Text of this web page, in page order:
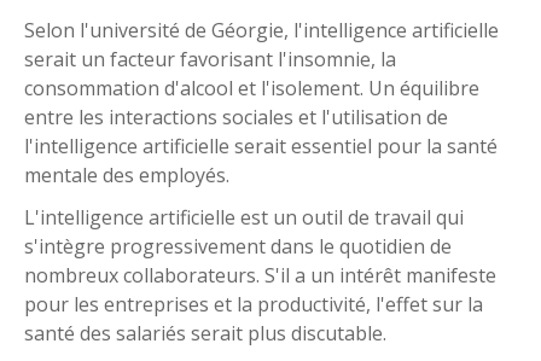
Selon l'université de Géorgie, l'intelligence artificielle
serait un facteur favorisant l'insomnie, la
consommation d'alcool et l'isolement. Un équilibre
entre les interactions sociales et l'utilisation de
l'intelligence artificielle serait essentiel pour la santé
mentale des employés.
L'intelligence artificielle est un outil de travail qui
s'intègre progressivement dans le quotidien de
nombreux collaborateurs. S'il a un intérêt manifeste
pour les entreprises et la productivité, l'effet sur la
santé des salariés serait plus discutable.